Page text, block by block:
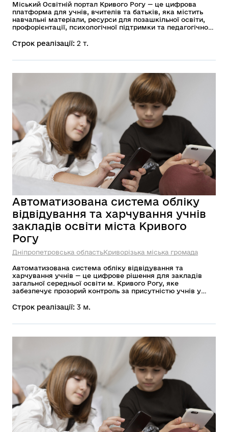
Міський Освітній портал Кривого Рогу — це цифрова
платформа для учнів, вчителів та батьків, яка містить
навчальні матеріали, ресурси для позашкільної освіти,
профорієнтації, психологічної підтримки та педагогічного
Строк реалізації: 2 т.
Автоматизована система обліку
відвідування та харчування учнів
закладів освіти міста Кривого
Рогу
Дніпропетровська областьКриворізька міська громада
Автоматизована система обліку відвідування та
харчування учнів — це цифрове рішення для закладів
загальної середньої освіти м. Кривого Рогу, яке
забезпечує прозорий контроль за присутністю учнів у
використовує персоніфіковані картки учнів, що дає
освітнього процесу, посилення відповідальності та
Строк реалізації: 3 м.